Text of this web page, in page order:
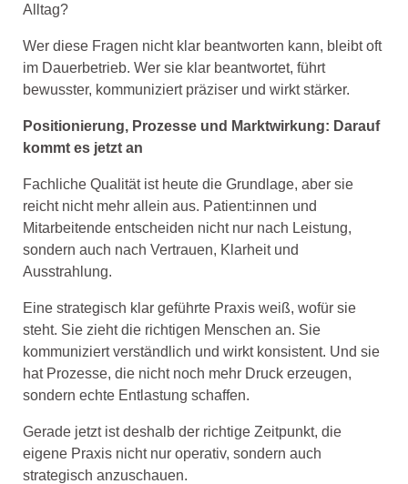
Alltag?
Wer diese Fragen nicht klar beantworten kann, bleibt oft
im Dauerbetrieb. Wer sie klar beantwortet, führt
bewusster, kommuniziert präziser und wirkt stärker.
Positionierung, Prozesse und Marktwirkung: Darauf
kommt es jetzt an
Fachliche Qualität ist heute die Grundlage, aber sie
reicht nicht mehr allein aus. Patient:innen und
Mitarbeitende entscheiden nicht nur nach Leistung,
sondern auch nach Vertrauen, Klarheit und
Ausstrahlung.
Eine strategisch klar geführte Praxis weiß, wofür sie
steht. Sie zieht die richtigen Menschen an. Sie
kommuniziert verständlich und wirkt konsistent. Und sie
hat Prozesse, die nicht noch mehr Druck erzeugen,
sondern echte Entlastung schaffen.
Gerade jetzt ist deshalb der richtige Zeitpunkt, die
eigene Praxis nicht nur operativ, sondern auch
strategisch anzuschauen.